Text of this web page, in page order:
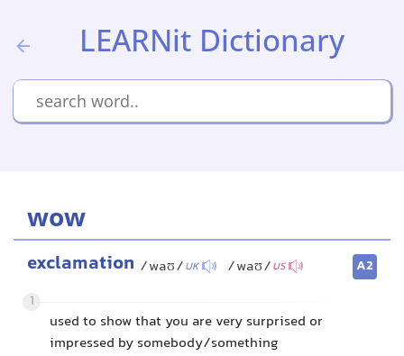
LEARNit Dictionary
wow
exclamation /waʊ/UK /waʊ/US
A2
1
used to show that you are very surprised or
impressed by somebody/something